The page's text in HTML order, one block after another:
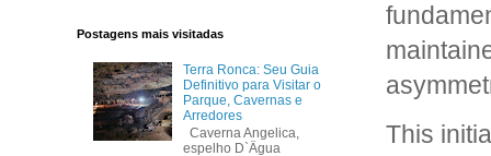
This
Postagens mais visitadas
Terra Ronca: Seu Guia
Definitivo para Visitar o
Parque, Cavernas e
Arredores
Caverna Angelica,
espelho D`Ägua